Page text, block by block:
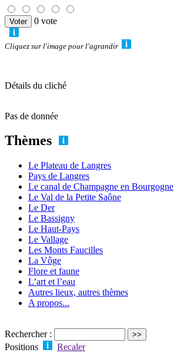
0 vote
Cliquez sur l'image pour l'agrandir
Détails du cliché
Pas de donnée
Thèmes
Le Plateau de Langres
Pays de Langres
Le canal de Champagne en Bourgogne
Le Val de la Petite Saône
Le Der
Le Bassigny
Le Haut-Pays
Le Vallage
Les Monts Faucilles
La Vôge
Flore et faune
L’art et l’eau
Autres lieux, autres thèmes
A propos...
Rechercher :
Positions
Recaler